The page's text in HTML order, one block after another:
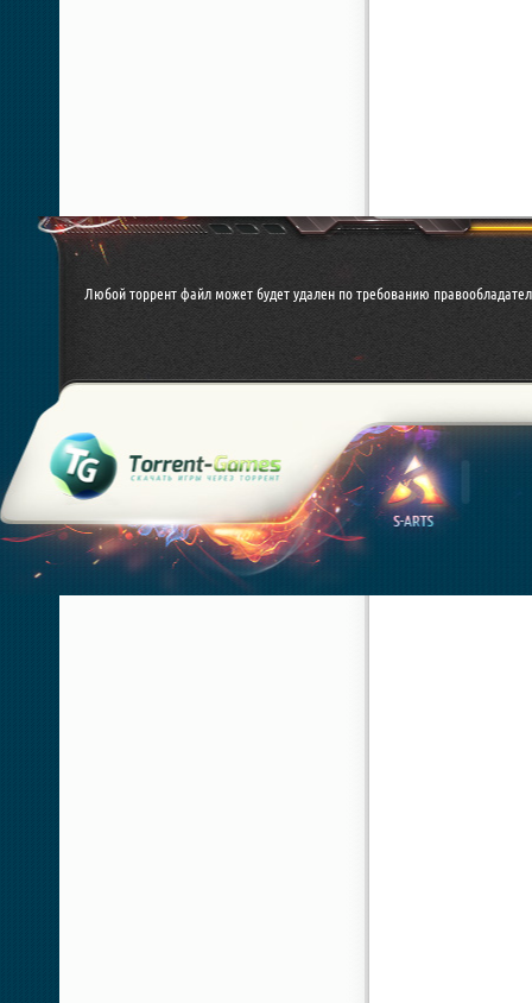
Любой торрент файл может будет удален по требованию